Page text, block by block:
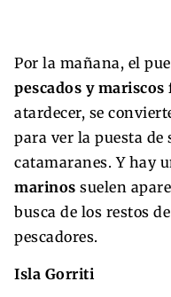
Por la mañana, el
pescados y mariscos
atardecer, se
para ver la puesta de
catamaranes. Y hay
marinos suelen
busca de los restos
pescadores.
Isla Gorriti